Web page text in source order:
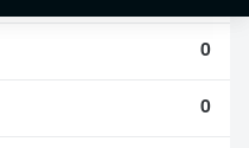
0
0